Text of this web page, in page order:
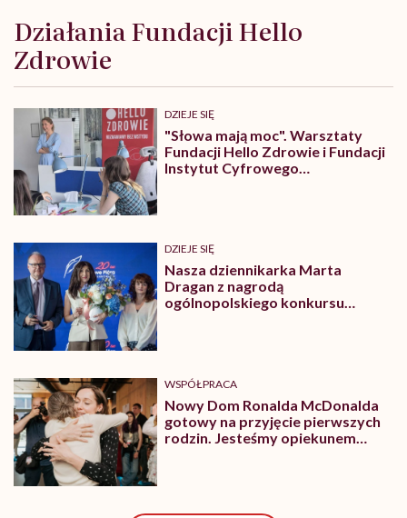
Działania Fundacji Hello
Zdrowie
DZIEJE SIĘ
"Słowa mają moc". Warsztaty
Fundacji Hello Zdrowie i Fundacji
Instytut Cyfrowego
DZIEJE SIĘ
Nasza dziennikarka Marta
Dragan z nagrodą
ogólnopolskiego konkursu
WSPÓŁPRACA
Nowy Dom Ronalda McDonalda
gotowy na przyjęcie pierwszych
rodzin. Jesteśmy opiekunem